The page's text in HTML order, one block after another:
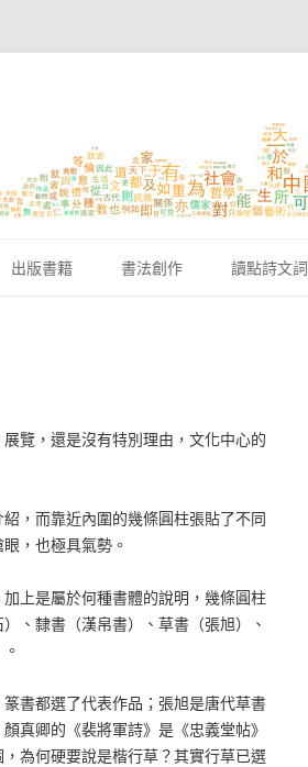
出版書籍 書法創作 讀點詩文詞
覽，還是沒有特別理由，文化中心的
，而靠近內圍的幾條圓柱張貼了不同
，也極具氣勢。
上是屬於何種書體的說明，幾條圓柱
、隸書（漢帛書）、草書（張旭）、
書都選了代表作品；張旭是唐代草書
真卿的《裴將軍詩》是《忠義堂帖》
為何硬要說是楷行草？其實行草已選